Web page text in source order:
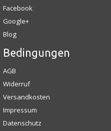
Facebook
Google+
Blog
Bedingungen
AGB
Widerruf
Versandkosten
Impressum
Datenschutz